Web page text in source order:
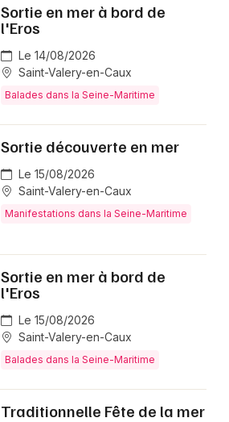
Sortie en mer à bord de
l'Eros
Le 14/08/2026
Saint-Valery-en-Caux
Balades dans la Seine-Maritime
Sortie découverte en mer
Le 15/08/2026
Saint-Valery-en-Caux
Manifestations dans la Seine-Maritime
Sortie en mer à bord de
l'Eros
Le 15/08/2026
Saint-Valery-en-Caux
Balades dans la Seine-Maritime
Traditionnelle Fête de la mer